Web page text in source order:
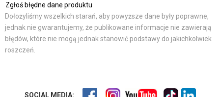
Zgłoś błędne dane produktu
Dołożyliśmy wszelkich starań, aby powyższe dane były poprawne,
jednak nie gwarantujemy, że publikowane informacje nie zawierają
błędów, które nie mogą jednak stanowić podstawy do jakichkolwiek
roszczeń.
SOCIAL MEDIA: